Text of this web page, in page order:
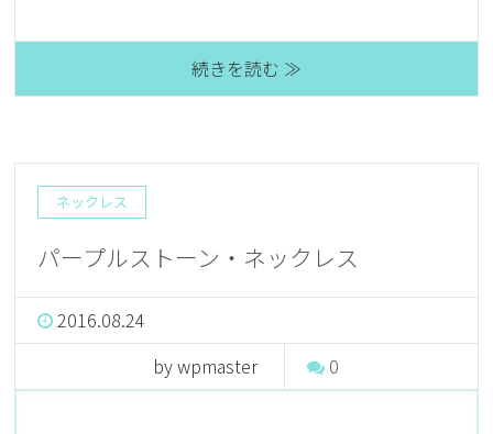
続きを読む ≫
ネックレス
パープルストーン・ネックレス
2016.08.24
by wpmaster
0